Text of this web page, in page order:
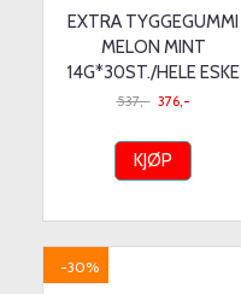
EXTRA TYGGEGUMMI
MELON MINT
14G*30ST./HELE ESKE
537,- 376,-
KJØP
-30%